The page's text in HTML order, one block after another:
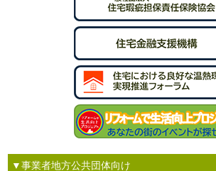
▼事業者地方公共団体向け